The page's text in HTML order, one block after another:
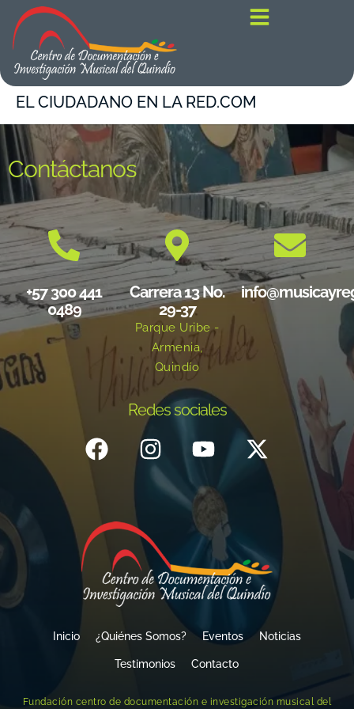
contenido
EL CIUDADANO EN LA RED.COM
Contáctanos
+57 300 441
0489
Carrera 13 No.
29-37
Parque Uribe -
Armenia,
Quindío
Redes sociales
Inicio ¿Quiénes Somos? Eventos Noticias
Testimonios Contacto
Fundación centro de documentación e investigación musical del